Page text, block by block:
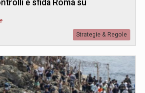
e sfida Roma su
Strategie & Regole